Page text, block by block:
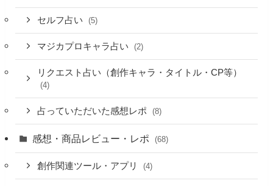
セルフ占い (5)
マジカプロキャラ占い (2)
リクエスト占い（創作キャラ・タイトル・CP等）
(4)
占っていただいた感想レポ (8)
感想・商品レビュー・レポ (68)
創作関連ツール・アプリ (4)